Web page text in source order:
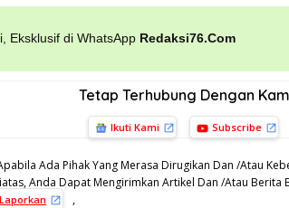
Eksklusif di WhatsApp Redaksi76.Com
Tetap Terhubung Dengan
Ikuti Kami Subscribe
Ada Pihak Yang Merasa Dirugikan Dan /Atau
Anda Dapat Mengirimkan Artikel Dan /Atau Berita
Laporkan
,